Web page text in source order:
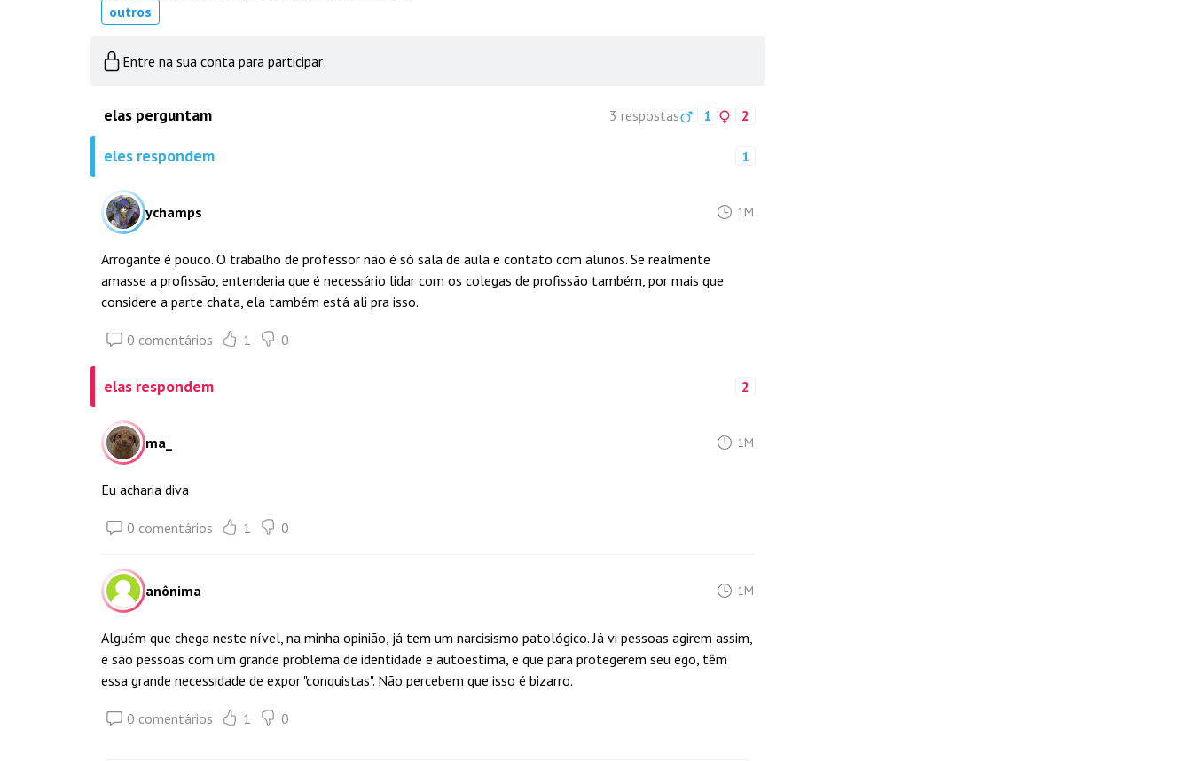
outros
Entre na sua conta para participar
elas perguntam 3 respostas 1 2
eles respondem 1
ychamps 1M
Arrogante é pouco. O trabalho de professor não é só sala de aula e contato com alunos. Se realmente
amasse a profissão, entenderia que é necessário lidar com os colegas de profissão também, por mais que
considere a parte chata, ela também está ali pra isso.
0 comentários 1 0
elas respondem 2
ma_ 1M
Eu acharia diva
0 comentários 1 0
anônima 1M
Alguém que chega neste nível, na minha opinião, já tem um narcisismo patológico. Já vi pessoas agirem assim,
e são pessoas com um grande problema de identidade e autoestima, e que para protegerem seu ego, têm
essa grande necessidade de expor "conquistas". Não percebem que isso é bizarro.
0 comentários 1 0